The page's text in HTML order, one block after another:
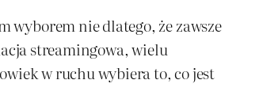
wyborem nie dlatego, że zawsze
streamingowa, wielu
w ruchu wybiera to, co jest